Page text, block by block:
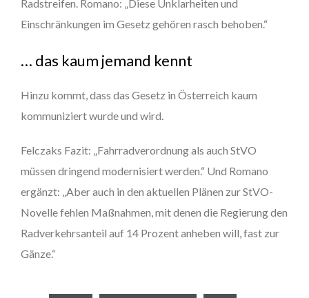
Radstreifen. Romano: „Diese Unklarheiten und
Einschränkungen im Gesetz gehören rasch behoben.“
… das kaum jemand kennt
Hinzu kommt, dass das Gesetz in Österreich kaum
kommuniziert wurde und wird.
Felczaks Fazit: „Fahrradverordnung als auch StVO
müssen dringend modernisiert werden.“ Und Romano
ergänzt: „Aber auch in den aktuellen Plänen zur StVO-
Novelle fehlen Maßnahmen, mit denen die Regierung den
Radverkehrsanteil auf 14 Prozent anheben will, fast zur
Gänze.“